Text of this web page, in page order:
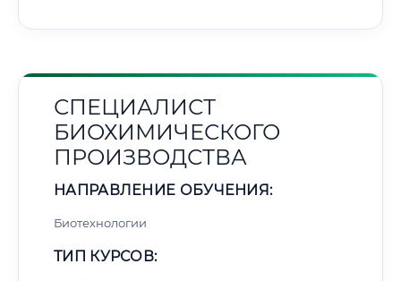
СПЕЦИАЛИСТ
БИОХИМИЧЕСКОГО
ПРОИЗВОДСТВА
НАПРАВЛЕНИЕ ОБУЧЕНИЯ:
Биотехнологии
ТИП КУРСОВ: